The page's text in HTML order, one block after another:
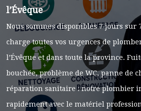
l’Évêque
Nous sommes disponibles 7 jours sur
charge toutes vos urgences de
l’Évêque et dans toute la province.
bouchée, problème de WC, panne de
réparation sanitaire : notre plombier
rapidement avec le matériel